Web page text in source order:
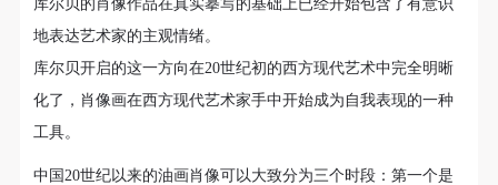
地表达艺术家的主观情绪。
库尔贝开启的这一方向在20世纪初的西方现代艺术中完全明晰
化了，肖像画在西方现代艺术家手中开始成为自我表现的一种
工具。
中国20世纪以来的油画肖像可以大致分为三个时段：第一个是
验证码
登录
有关规定，为明确肖像许可方（甲方）和使用方（乙
方）的权利义务关系，经双方友好协商，甲乙双方就
带有甲方肖像的作品的使用达成如下一致协议：
一、 一般约定
（1）、甲方为本协议中的肖像权人，自愿将自己的
肖像权许可乙方作符合本协议约定和法律规定的用
有关规定，为明确肖像许可方（甲方）和使用方（乙
方）的权利义务关系，经双方友好协商，甲乙双方就
带有甲方肖像的作品的使用达成如下一致协议：
一、 一般约定
（1）、甲方为本协议中的肖像权人，自愿将自己的
肖像权许可乙方作符合本协议约定和法律规定的用
有关规定，为明确肖像许可方（甲方）和使用方（乙
方）的权利义务关系，经双方友好协商，甲乙双方就
带有甲方肖像的作品的使用达成如下一致协议：
一、 一般约定
（1）、甲方为本协议中的肖像权人，自愿将自己的
肖像权许可乙方作符合本协议约定和法律规定的用